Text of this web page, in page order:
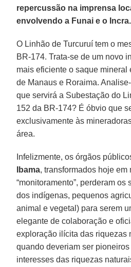
repercussão na imprensa
envolvendo a Funai e o Incra.
O Linhão de Turcuruí tem o
BR-174. Trata-se de um novo
mais eficiente o saque mineral
de Manaus e Roraima.
que servirá a Subestação do
152 da BR-174? É óbvio que
exclusivamente às
área.
Infelizmente, os órgãos
Ibama, transformados hoje
“monitoramento”, perderam os
dos indígenas, pequenos
animal e vegetal) para serem
elegante de colaboração e
exploração ilícita das riquezas
quando deveriam ser
interesses das riquezas